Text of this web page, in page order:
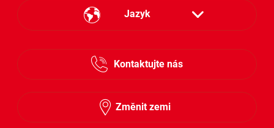
Jazyk
Česky
Kontaktujte nás
Změnit zemi